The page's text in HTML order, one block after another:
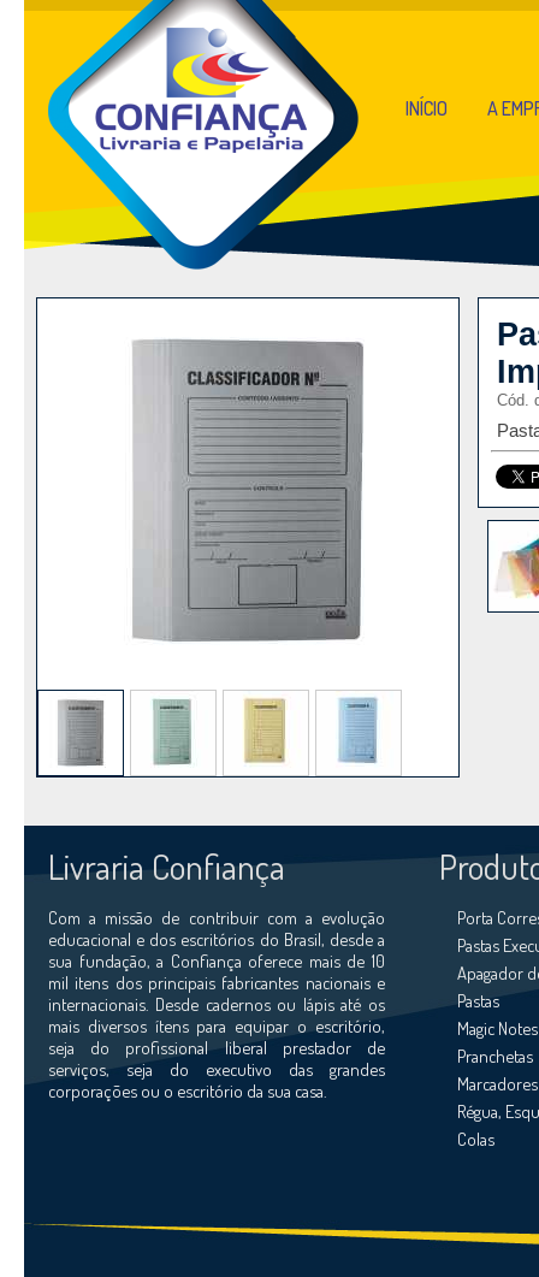
INÍCIO A
Cód.
Livraria Confiança
Com a missão de contribuir com a evolução
educacional e dos escritórios do Brasil, desde a
sua fundação, a Confiança oferece mais de 10
mil itens dos principais fabricantes nacionais e
internacionais. Desde cadernos ou lápis até os
mais diversos ítens para equipar o escritório,
seja do profissional liberal prestador de
serviços, seja do executivo das grandes
corporações ou o escritório da sua casa.
Porta
Pastas
Apagador
Pastas
Magic
Pranchetas
Marcadores
Régua,
Colas